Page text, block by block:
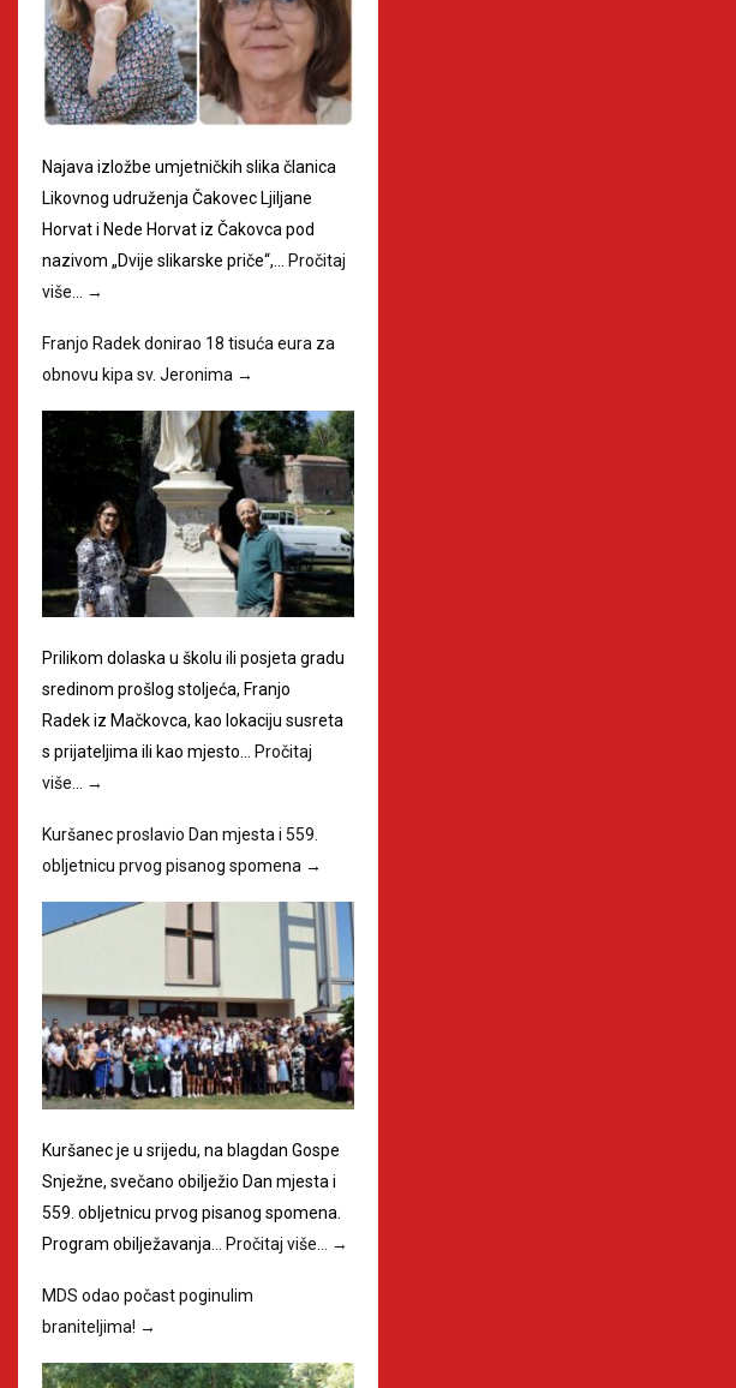
Najava izložbe umjetničkih slika članica
Likovnog udruženja Čakovec Ljiljane
Horvat i Nede Horvat iz Čakovca pod
nazivom „Dvije slikarske priče“,… Pročitaj
više…
→
Franjo Radek donirao 18 tisuća eura za
obnovu kipa sv. Jeronima →
Prilikom dolaska u školu ili posjeta gradu
sredinom prošlog stoljeća, Franjo
Radek iz Mačkovca, kao lokaciju susreta
s prijateljima ili kao mjesto… Pročitaj
više… →
Kuršanec proslavio Dan mjesta i 559.
obljetnicu prvog pisanog spomena →
Kuršanec je u srijedu, na blagdan Gospe
Snježne, svečano obilježio Dan mjesta i
559. obljetnicu prvog pisanog spomena.
Program obilježavanja…
Pročitaj više… →
MDS odao počast poginulim
braniteljima! →